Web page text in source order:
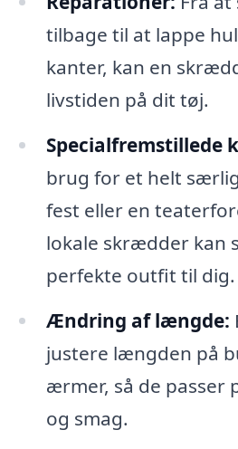
tilbage til at lappe
kanter, kan en
livstiden på dit tøj.
Specialfremstillede
brug for et helt
fest eller en
lokale skrædder kan
perfekte outfit til dig.
Ændring af længde:
justere længden på
ærmer, så de passer
og smag.